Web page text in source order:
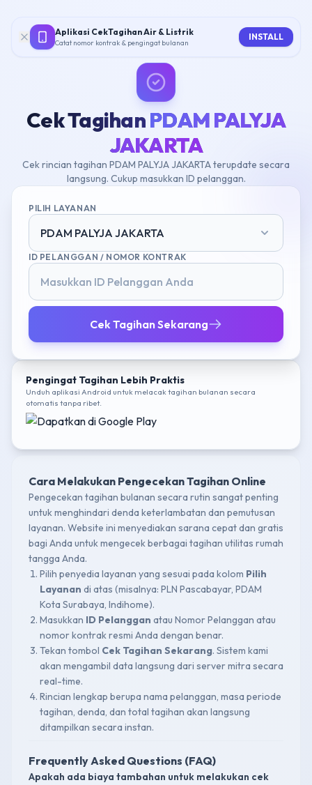
Aplikasi CekTagihan Air & Listrik
Catat nomor kontrak & pengingat bulanan
INSTALL
Cek TagihanPDAM PALYJA
JAKARTA
Cek rincian tagihan PDAM PALYJA JAKARTA terupdate secara
langsung. Cukup masukkan ID pelanggan.
PILIH LAYANAN
PDAM PALYJA JAKARTA
ID PELANGGAN / NOMOR KONTRAK
Cek Tagihan Sekarang
Pengingat Tagihan Lebih Praktis
Unduh aplikasi Android untuk melacak tagihan bulanan secara
otomatis tanpa ribet.
Cara Melakukan Pengecekan Tagihan Online
Pengecekan tagihan bulanan secara rutin sangat penting
untuk menghindari denda keterlambatan dan pemutusan
layanan. Website ini menyediakan sarana cepat dan gratis
bagi Anda untuk mengecek berbagai tagihan utilitas rumah
tangga Anda.
Pilih penyedia layanan yang sesuai pada kolom Pilih
Layanan di atas (misalnya: PLN Pascabayar, PDAM
Kota Surabaya, Indihome).
Masukkan ID Pelanggan atau Nomor Pelanggan atau
nomor kontrak resmi Anda dengan benar.
Tekan tombol Cek Tagihan Sekarang. Sistem kami
akan mengambil data langsung dari server mitra secara
real-time.
Rincian lengkap berupa nama pelanggan, masa periode
tagihan, denda, dan total tagihan akan langsung
ditampilkan secara instan.
Frequently Asked Questions (FAQ)
Apakah ada biaya tambahan untuk melakukan cek